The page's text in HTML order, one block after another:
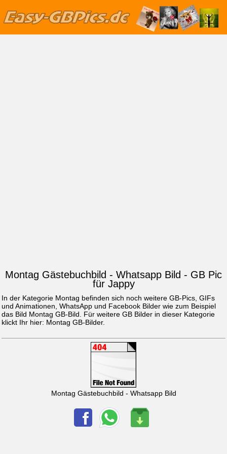
Montag Gästebuchbild - Whatsapp Bild - GB Pic
für Jappy
In der Kategorie Montag befinden sich noch weitere GB-Pics, GIFs
und Animationen, WhatsApp und Facebook Bilder wie zum Beispiel
das Bild Montag GB-Bild. Für weitere GB Bilder in dieser Kategorie
klickt Ihr hier: Montag GB-Bilder.
Montag Gästebuchbild - Whatsapp Bild